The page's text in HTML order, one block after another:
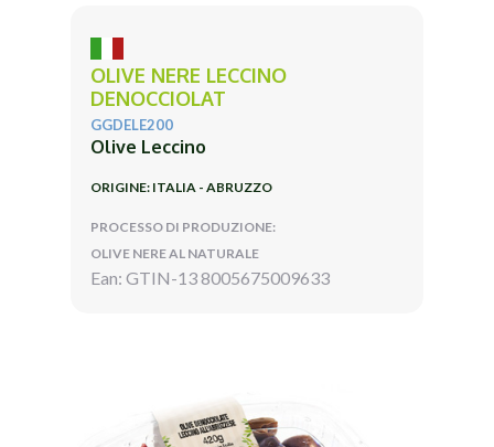
OLIVE NERE LECCINO
DENOCCIOLAT
GGDELE200
Olive Leccino
ORIGINE: ITALIA - ABRUZZO
PROCESSO DI PRODUZIONE:
OLIVE NERE AL NATURALE
Ean: GTIN-13 8005675009633